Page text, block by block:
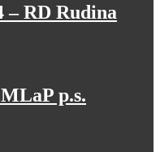
– RD Rudina
p.s.